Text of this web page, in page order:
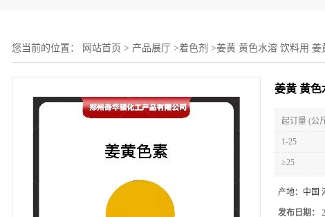
您当前的位置： 网站首页 > 产品展厅 >着色剂 >姜黄 黄色水溶 饮料用 姜
姜黄 黄色
起订量 (公
1-25
≥25
产地： 中国
发布日期：